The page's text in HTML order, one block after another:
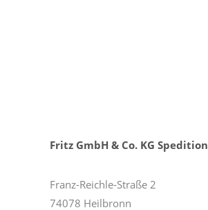
Fritz GmbH & Co. KG Spedition
Franz-Reichle-Straße 2
74078 Heilbronn